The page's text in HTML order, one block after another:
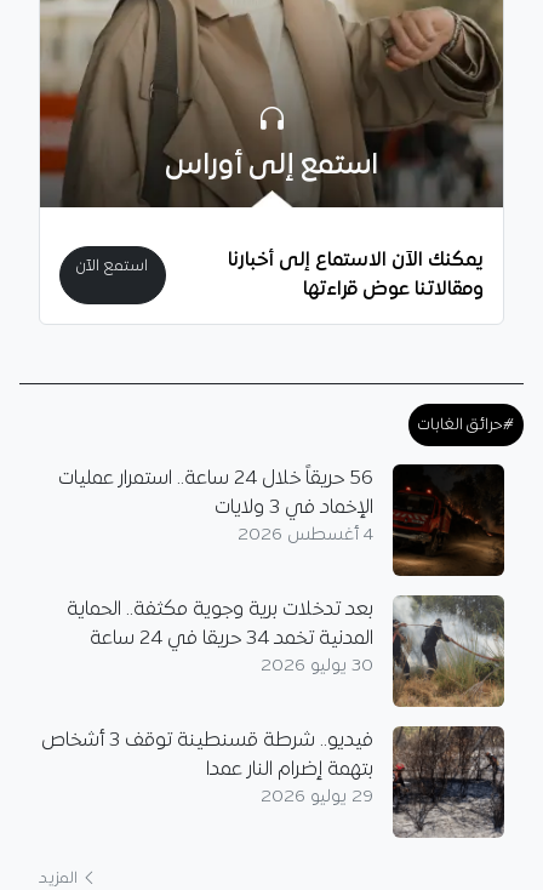
استمع إلى أوراس
يمكنك الآن الاستماع إلى أخبارنا
ومقالاتنا عوض قراءتها
استمع الآن
#حرائق الغابات
56 حريقاً خلال 24 ساعة.. استمرار عمليات
الإخماد في 3 ولايات
4 أغسطس 2026
بعد تدخلات برية وجوية مكثفة.. الحماية
المدنية تخمد 34 حريقا في 24 ساعة
30 يوليو 2026
فيديو.. شرطة قسنطينة توقف 3 أشخاص
بتهمة إضرام النار عمدا
29 يوليو 2026
المزيد